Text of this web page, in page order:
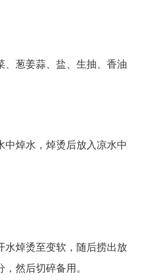
、葱姜蒜、盐、生抽、香油
中焯水，焯烫后放入凉水中
水焯烫至变软，随后捞出放
然后切碎备用。